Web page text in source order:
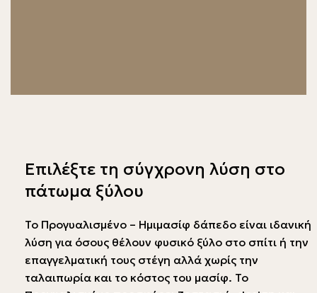
Επιλέξτε τη σύγχρονη λύση στο
πάτωμα ξύλου
Το Προγυαλισμένο – Ημιμασίφ δάπεδο είναι ιδανική
λύση για όσους θέλουν φυσικό ξύλο στο σπίτι ή την
επαγγελματική τους στέγη αλλά χωρίς την
ταλαιπωρία και το κόστος του μασίφ. Το